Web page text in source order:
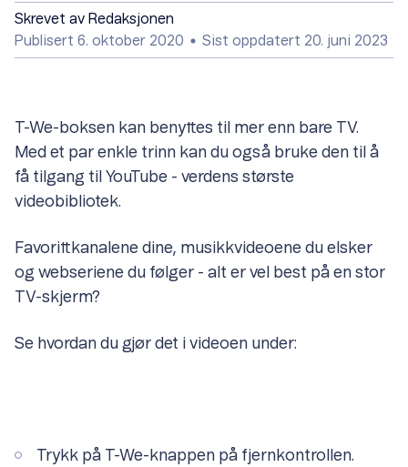
Skrevet av Redaksjonen
Publisert 6. oktober 2020
Sist oppdatert 20. juni 2023
T-We-boksen kan benyttes til mer enn bare TV.
Med et par enkle trinn kan du også bruke den til å
få tilgang til YouTube - verdens største
videobibliotek.
Favorittkanalene dine, musikkvideoene du elsker
og webseriene du følger - alt er vel best på en stor
TV-skjerm?
Se hvordan du gjør det i videoen under:
Trykk på T-We-knappen på fjernkontrollen.